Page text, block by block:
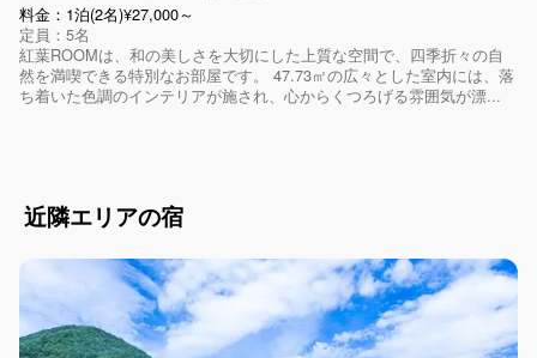
料金：1泊(2名)¥27,000～
定員：5名
紅葉ROOMは、和の美しさを大切にした上質な空間で、四季折々の自
然を満喫できる特別なお部屋です。 47.73㎡の広々とした室内には、落
ち着いた色調のインテリアが施され、心からくつろげる雰囲気が漂...
近隣エリアの宿